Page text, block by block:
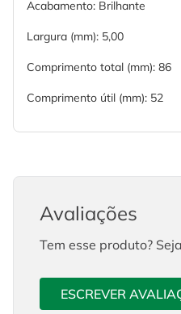
Acabamento: Brilhante
Largura (mm): 5,00
Comprimento total (mm): 86
Comprimento útil (mm): 52
Avaliações
Tem esse produto?
ESCREVER